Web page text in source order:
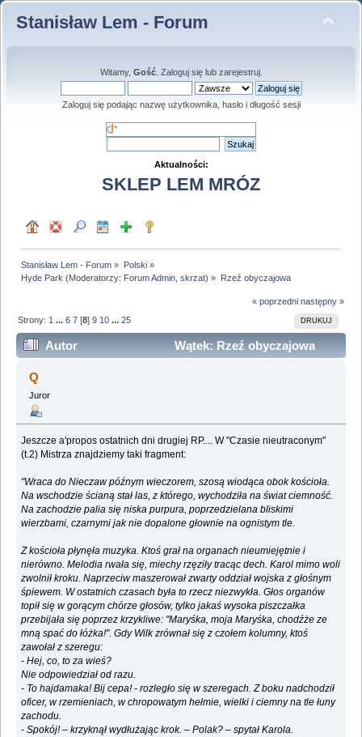
Stanisław Lem - Forum
Witamy, Gość. Zaloguj sięlub zarejestruj.
Zaloguj się podając nazwę użytkownika, hasło i długość sesji
Aktualności:
SKLEP LEM MRÓZ
Stanisław Lem - Forum » Polski»
Hyde Park (Moderatorzy: Forum Admin ,skrzat) » Rzeź obyczajowa
« poprzedni następny »
DRUKUJ
Strony: 1 ...6 7 [8]9 10 ...25
Autor
Wątek: Rzeź obyczajowa
(Przeczytany 644697 razy)
Q
Juror
Jeszcze a'propos ostatnich dni drugiej RP.... W "Czasie nieutraconym"
(t.2) Mistrza znajdziemy taki fragment:
"Wraca do Nieczaw późnym wieczorem, szosą wiodąca obok kościoła.
Na wschodzie ścianą stał las, z którego, wychodziła na świat ciemność.
Na zachodzie palia się niska purpura, poprzedzielana bliskimi
wierzbami, czarnymi jak nie dopalone głownie na ognistym tle.
Z kościoła płynęła muzyka. Ktoś grał na organach nieumiejętnie i
nierówno. Melodia rwała się, miechy rzęziły tracąc dech. Karol mimo woli
zwolnił kroku. Naprzeciw maszerował zwarty oddział wojska z głośnym
śpiewem. W ostatnich czasach była to rzecz niezwykła. Głos organów
topił się w gorącym chórze głosów, tylko jakaś wysoka piszczałka
przebijała się poprzez krzykliwe: "Maryśka, moja Maryśka, chodźże ze
mną spać do łóżka!". Gdy Wilk zrównał się z czołem kolumny, ktoś
zawołał z szeregu:
- Hej, co, to za wieś?
Nie odpowiedział od razu.
- To hajdamaka! Bij cepa! - rozległo się w szeregach. Z boku nadchodził
oficer, w rzemieniach, w chropowatym hełmie, wielki i ciemny na tle łuny
zachodu.
- Spokój! – krzyknął wydłużając krok. – Polak? – spytał Karola.